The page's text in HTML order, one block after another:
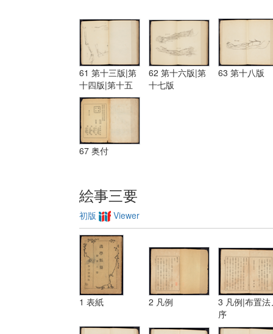
61 第十三版|第
十四版|第十五
版
62 第十六版|第
十七版
63 第十八版
67 奥付
絵事三要
初版 Viewer
1 表紙 2 凡例
3 凡例|布置法
序